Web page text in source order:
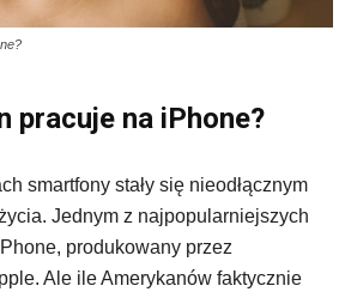
pracuje na iPhone?
smartfony stały się nieodłącznym
Jednym z najpopularniejszych
produkowany przez
Ale ile Amerykanów faktycznie